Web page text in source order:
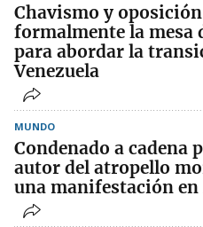
Chavismo y
formalmente la mesa
para abordar la
Venezuela
MUNDO
Condenado a cadena
autor del atropello
una manifestación